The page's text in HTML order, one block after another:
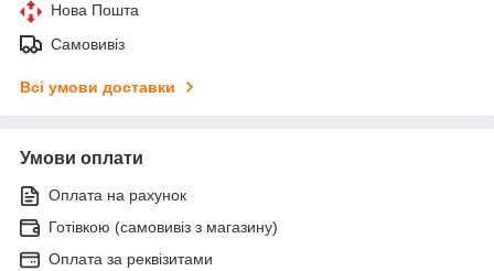
Нова Пошта
Самовивіз
Всі умови доставки
Умови оплати
Оплата на рахунок
Готівкою (самовивіз з магазину)
Оплата за реквізитами